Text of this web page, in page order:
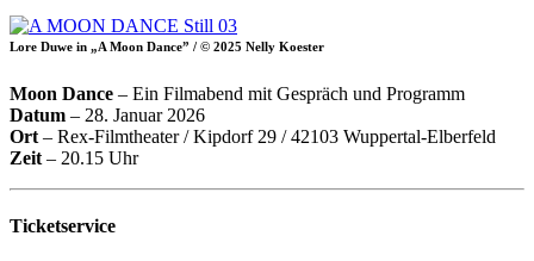
Lore Duwe in „A Moon Dance” / © 2025 Nelly Koester
Moon Dance – Ein Filmabend mit Gespräch und Programm
Datum – 28. Januar 2026
Ort – Rex-Filmtheater / Kipdorf 29 / 42103 Wuppertal-Elberfeld
Zeit – 20.15 Uhr
Ticketservice